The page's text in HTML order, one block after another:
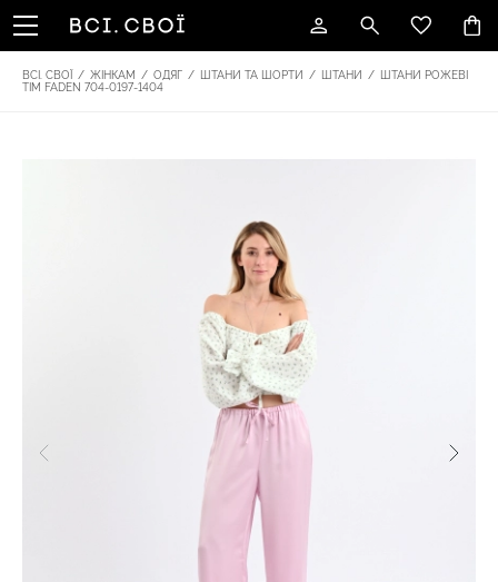
ВСІ. СВОЇ / ЖІНКАМ / ОДЯГ / ШТАНИ ТА ШОРТИ / ШТАНИ /
ШТАНИ РОЖЕВІ
TIM FADEN 704-0197-1404